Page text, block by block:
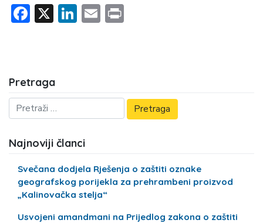
Facebook
X LinkedIn
Email
Pretraga
Najnoviji članci
Svečana dodjela Rješenja o zaštiti oznake
geografskog porijekla za prehrambeni proizvod
„Kalinovačka stelja“
Usvojeni amandmani na Prijedlog zakona o zaštiti